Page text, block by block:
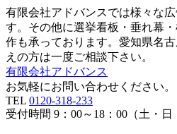
有限会社アドバンスでは様々な
す。その他に選挙看板・垂れ幕
作も承っております。愛知県名
えの方は一度ご相談下さい。
有限会社アドバンス
お気軽にお問い合わせください。
TEL 0120-318-233
受付時間 9：00～18：00（土・日